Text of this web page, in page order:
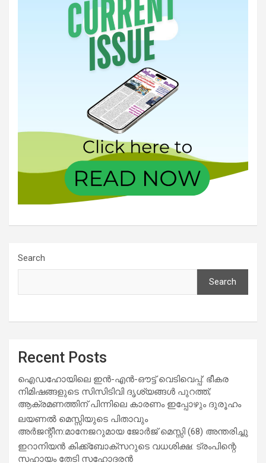
Search
Search
Recent Posts
ഐഡഹോയിലെ ഇൻ-എൻ-ഔട്ട് വെടിവെപ്പ്: ഭീകര
നിമിഷങ്ങളുടെ സിസിടിവി ദൃശ്യങ്ങൾ പുറത്ത്;
ആക്രമണത്തിന് പിന്നിലെ കാരണം ഇപ്പോഴും ദുരൂഹം
ലയണൽ മെസ്സിയുടെ പിതാവും
അർജന്റീന:മാനേജറുമായ ജോർജ് മെസ്സി (68) അന്തരിച്ചു
ഇറാനിയൻ കിക്ക്ബോക്സറുടെ വധശിക്ഷ: ട്രംപിന്റെ
സഹായം തേടി സഹോദരൻ